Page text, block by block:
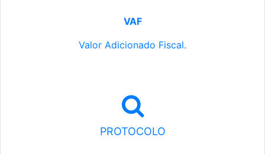
VAF
Valor Adicionado Fiscal.
PROTOCOLO